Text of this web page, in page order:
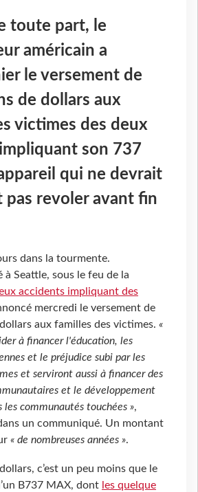
toute part, le
américain a
le versement de
de dollars aux
victimes des deux
son 737
qui ne devrait
pas revoler avant fin
dans la tourmente.
à Seattle, sous le feu de la
accidents impliquant des
mercredi le versement de
aux familles des victimes. «
à financer l'éducation, les
et le préjudice subi par les
et serviront aussi à financer des
et le développement
les communautés touchées »,
un communiqué. Un montant
« de nombreuses années ».
c’est un peu moins que le
B737 MAX, dont les quelque